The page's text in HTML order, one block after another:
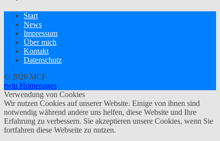
Start
News
Impressum
Über mich
Kontakt
Datenschutz
© 2026 MCF
twin Homepages
Verwendung von Cookies
Wir nutzen Cookies auf unserer Website. Einige von ihnen sind
notwendig während andere uns helfen, diese Website und Ihre
Erfahrung zu verbessern. Sie akzeptieren unsere Cookies, wenn Sie
fortfahren diese Webseite zu nutzen.